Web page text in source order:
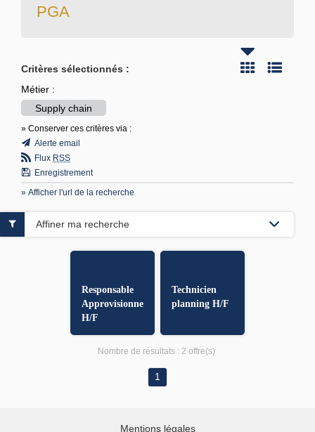
PGA
Critères sélectionnés :
Métier :
Supply chain
» Conserver ces critères via :
Alerte email
Flux RSS
Enregistrement
» Afficher l'url de la recherche
Responsable
Approvisionnements
H/F
Technicien
planning H/F
Affiner ma recherche
Nombre de résultats : 2 offre(s)
1
Mentions légales